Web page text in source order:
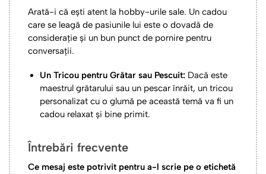
Arată-i că ești atent la hobby-urile sale. Un cadou
care se leagă de pasiunile lui este o dovadă de
considerație și un bun punct de pornire pentru
conversații.
Un Tricou pentru Grătar sau Pescuit: Dacă este
maestrul grătarului sau un pescar înrăit, un tricou
personalizat cu o glumă pe această temă va fi un
cadou relaxat și bine primit.
Întrebări frecvente
Ce mesaj este potrivit pentru a-l scrie pe o etichetă